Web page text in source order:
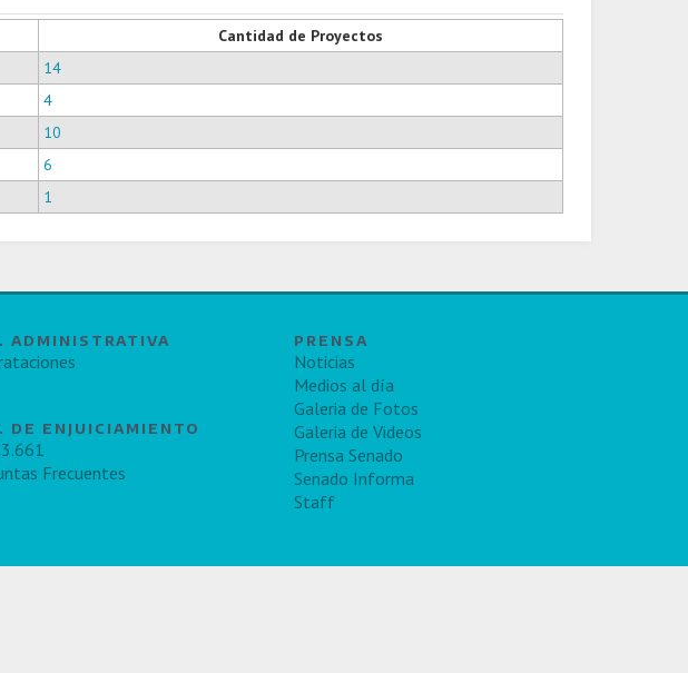
Cantidad de Proyectos
14
4
10
6
1
ADMINISTRATIVA
DE ENJUICIAMIENTO
Frecuentes
PRENSA
Noticias
Medios al día
Galeria de Fotos
Galeria de Videos
Prensa Senado
Senado Informa
Staff